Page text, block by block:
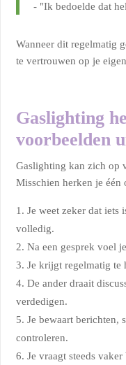
- "Ik bedoelde dat
Wanneer dit regelmatig
te vertrouwen op je
Gaslighting
voorbeelden
Gaslighting kan zich op
Misschien herken je één
Je weet zeker dat iets
volledig.
Na een gesprek voel
Je krijgt regelmatig te
De ander draait
verdedigen.
Je bewaart berichten,
controleren.
Je vraagt steeds